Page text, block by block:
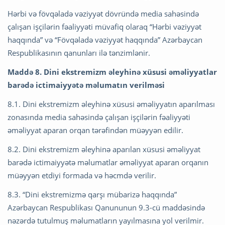
Hərbi və fövqəladə vəziyyət dövründə media sahəsində
çalışan işçilərin fəaliyyəti müvafiq olaraq “Hərbi vəziyyət
haqqında” və “Fövqəladə vəziyyət haqqında” Azərbaycan
Respublikasının qanunları ilə tənzimlənir.
Maddə 8. Dini ekstremizm əleyhinə xüsusi əməliyyatlar
barədə ictimaiyyətə məlumatın verilməsi
8.1. Dini ekstremizm əleyhinə xüsusi əməliyyatın aparılması
zonasında media sahəsində çalışan işçilərin fəaliyyəti
əməliyyat aparan orqan tərəfindən müəyyən edilir.
8.2. Dini ekstremizm əleyhinə aparılan xüsusi əməliyyat
barədə ictimaiyyətə məlumatlar əməliyyat aparan orqanın
müəyyən etdiyi formada və həcmdə verilir.
8.3. “Dini ekstremizmə qarşı mübarizə haqqında”
Azərbaycan Respublikası Qanununun 9.3-cü maddəsində
nəzərdə tutulmuş məlumatların yayılmasına yol verilmir.